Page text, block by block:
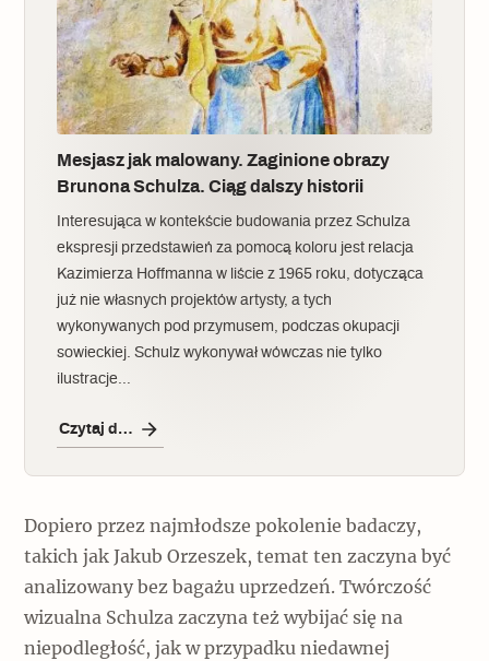
Mesjasz jak malowany. Zaginione obrazy
Brunona Schulza. Ciąg dalszy historii
Interesująca w kontekście budowania przez Schulza
ekspresji przedstawień za pomocą koloru jest relacja
Kazimierza Hoffmanna w liście z 1965 roku, dotycząca
już nie własnych projektów artysty, a tych
wykonywanych pod przymusem, podczas okupacji
sowieckiej. Schulz wykonywał wówczas nie tylko
ilustracje…
Czytaj dalej
Dopiero przez najmłodsze pokolenie badaczy,
takich jak Jakub Orzeszek, temat ten zaczyna być
analizowany bez bagażu uprzedzeń. Twórczość
wizualna Schulza zaczyna też wybijać się na
niepodległość, jak w przypadku niedawnej